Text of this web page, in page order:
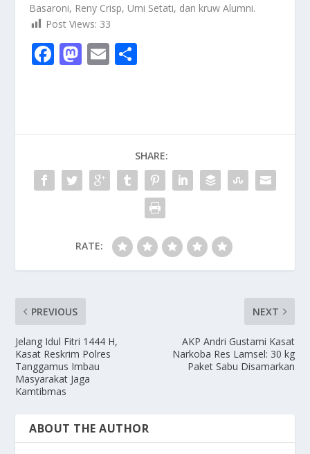
Basaroni, Reny Crisp, Umi Setati, dan kruw Alumni.
Post Views: 33
F
o
o
k
M
o
n
E
SHARE:
RATE:
PREVIOUS
Jelang Idul Fitri 1444 H,
Kasat Reskrim Polres
Tanggamus Imbau
Masyarakat Jaga
Kamtibmas
NEXT
AKP Andri Gustami Kasat
Narkoba Res Lamsel: 30 kg
Paket Sabu Disamarkan
ABOUT THE AUTHOR